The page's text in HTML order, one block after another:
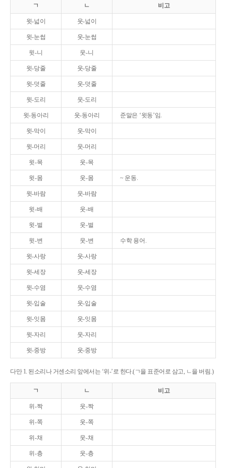
ㄱ ㄴ 비고
윗-넓이 웃-넓이
윗-눈썹 웃-눈썹
윗-니 웃-니
윗-당줄 웃-당줄
윗-덧줄 웃-덧줄
윗-도리 웃-도리
윗-동아리 웃-동아리 준말은 ‘윗동’임.
윗-막이 웃-막이
윗-머리 웃-머리
윗-목 웃-목
윗-몸 웃-몸 ~ 운동.
윗-바람 웃-바람
윗-배 웃-배
윗-벌 웃-벌
윗-변 웃-변 수학 용어.
윗-사랑 웃-사랑
윗-세장 웃-세장
윗-수염 웃-수염
윗-입술 웃-입술
윗-잇몸 웃-잇몸
윗-자리 웃-자리
윗-중방 웃-중방
다만 1. 된소리나 거센소리 앞에서는 ‘위-’로 한다.(ㄱ을 표준어로 삼고, ㄴ을 버림.)
ㄱ ㄴ 비고
위-짝 웃-짝
위-쪽 웃-쪽
위-채 웃-채
위-층 웃-층